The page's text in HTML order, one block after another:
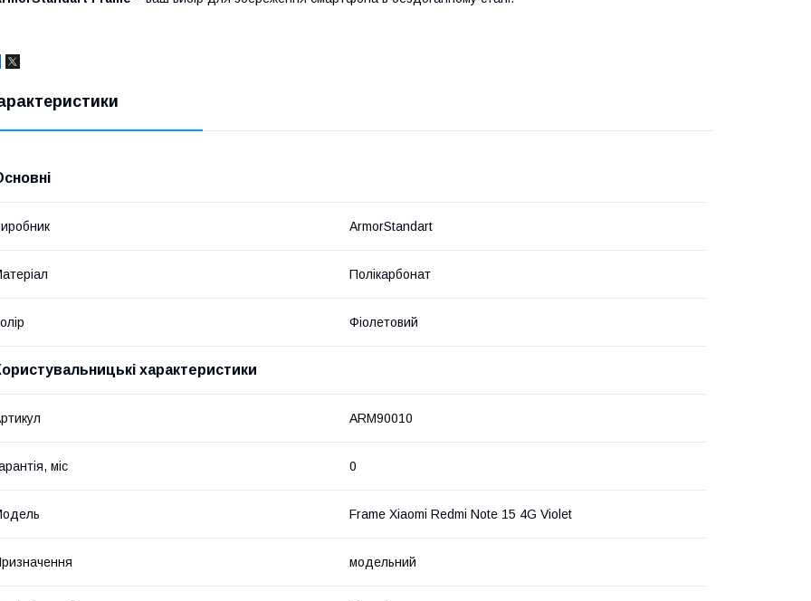
ArmorStandart
Полікарбонат
Фіолетовий
характеристики
ARM90010
міс 0
Frame Xiaomi Redmi Note 15 4G Violet
модельний